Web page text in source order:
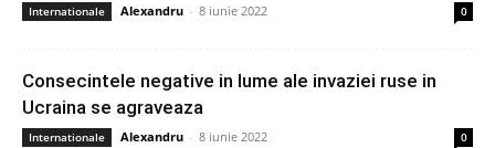
Internationale Alexandru - 8 iunie 2022 0
Consecintele negative in lume ale invaziei ruse in
Ucraina se agraveaza
Internationale Alexandru - 8 iunie 2022 0